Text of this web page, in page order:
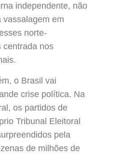
independente, não
vassalagem em
norte-
centrada nos
o Brasil vai
crise política. Na
os partidos de
Tribunal Eleitoral
pela
de milhões de